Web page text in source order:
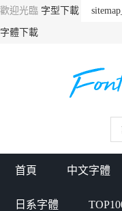
歡迎光臨 字型下載
字體下載
首頁 中文字體
日系字體